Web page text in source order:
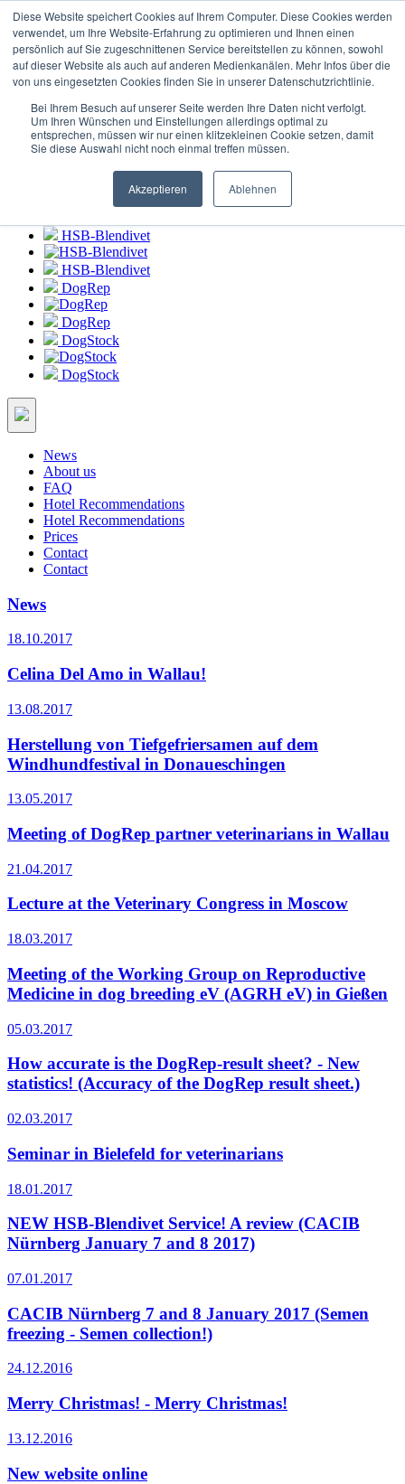
Diese Website speichert Cookies auf Ihrem Computer. Diese Cookies werden
verwendet, um Ihre Website-Erfahrung zu optimieren und Ihnen einen
persönlich auf Sie zugeschnittenen Service bereitstellen zu können, sowohl
auf dieser Website als auch auf anderen Medienkanälen. Mehr Infos über die
von uns eingesetzten Cookies finden Sie in unserer Datenschutzrichtlinie.
Bei Ihrem Besuch auf unserer Seite werden Ihre Daten nicht verfolgt.
Um Ihren Wünschen und Einstellungen allerdings optimal zu
entsprechen, müssen wir nur einen klitzekleinen Cookie setzen, damit
Sie diese Auswahl nicht noch einmal treffen müssen.
Akzeptieren Ablehnen
Login toHSB-Blendivet Portal
HSB-Blendivet
DogRep
DogRep
DogStock
DogStock
HSB-Blendivet
HSB-Blendivet
DogRep
DogRep
DogStock
DogStock
News
About us
FAQ
Hotel Recommendations
Hotel Recommendations
Prices
Contact
Contact
News
18.10.2017
Celina Del Amo in Wallau!
13.08.2017
Herstellung von Tiefgefriersamen auf dem
Windhundfestival in Donaueschingen
13.05.2017
Meeting of DogRep partner veterinarians in Wallau
21.04.2017
Lecture at the Veterinary Congress in Moscow
18.03.2017
Meeting of the Working Group on Reproductive
Medicine in dog breeding eV (AGRH eV) in Gießen
05.03.2017
How accurate is the DogRep-result sheet? - New
statistics! (Accuracy of the DogRep result sheet.)
02.03.2017
Seminar in Bielefeld for veterinarians
18.01.2017
NEW HSB-Blendivet Service! A review (CACIB
Nürnberg January 7 and 8 2017)
07.01.2017
CACIB Nürnberg 7 and 8 January 2017 (Semen
freezing - Semen collection!)
24.12.2016
Merry Christmas! - Merry Christmas!
13.12.2016
New website online